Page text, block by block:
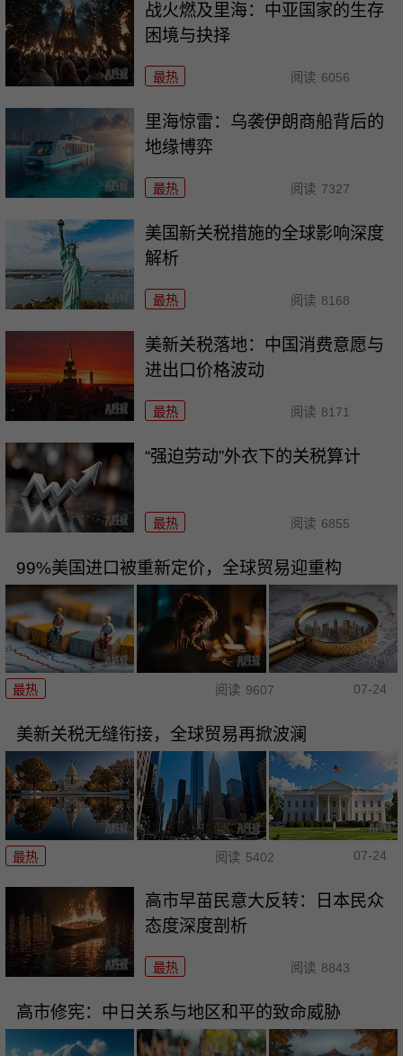
战火燃及里海：中亚国家的生存
困境与抉择
最热 阅读 6056
里海惊雷：乌袭伊朗商船背后的
地缘博弈
最热 阅读 7327
美国新关税措施的全球影响深度
解析
最热 阅读 8168
美新关税落地：中国消费意愿与
进出口价格波动
最热 阅读 8171
“强迫劳动”外衣下的关税算计
最热 阅读 6855
99%美国进口被重新定价，全球贸易迎重构
最热 阅读 9607 07-24
美新关税无缝衔接，全球贸易再掀波澜
最热 阅读 5402 07-24
高市早苗民意大反转：日本民众
态度深度剖析
最热 阅读 8843
高市修宪：中日关系与地区和平的致命威胁